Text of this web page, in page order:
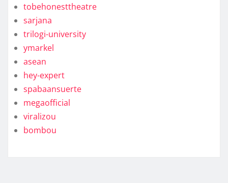
tobehonesttheatre
sarjana
trilogi-university
ymarkel
asean
hey-expert
spabaansuerte
megaofficial
viralizou
bombou